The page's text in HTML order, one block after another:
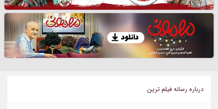
درباره رسانه فيلم ترين